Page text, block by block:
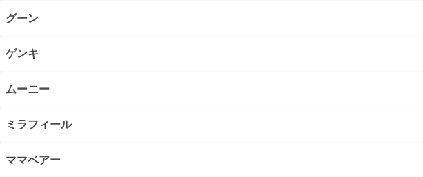
グーン
ゲンキ
ムーニー
ミラフィール
ママベアー